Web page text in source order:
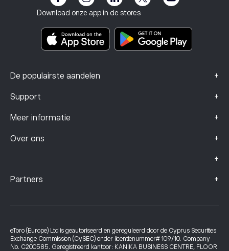
Download onze app in de stores
De populairste aandelen +
Support +
Meer informatie +
Over ons +
+
Algemene voorwaarden
Documenten met belangrijke informatie
Klachtengegevens (FCA-klanten)
Partners +
Beleggingsverzekering
eToro (Europe) Ltd is geautoriseerd en gereguleerd door de Cyprus Securities
Exchange Commission (CySEC) onder licentienummer# 109/10. Company
No. C200585. Geregistreerd kantoor: KANIKA BUSINESS CENTRE, FLOOR